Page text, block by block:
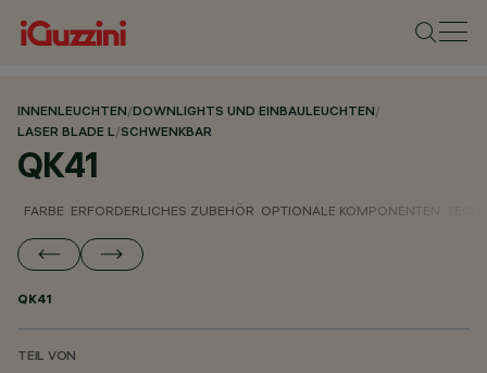
INNENLEUCHTEN/DOWNLIGHTS UND EINBAULEUCHTEN/
LASER BLADE L/SCHWENKBAR
QK41
FARBE ERFORDERLICHES ZUBEHÖR OPTIONALE KOMPONENTEN
QK41
TEIL VON